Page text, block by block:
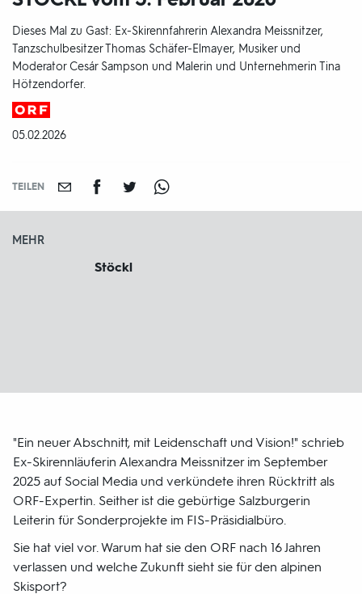
Dieses Mal zu Gast: Ex-Skirennfahrerin Alexandra Meissnitzer,
Tanzschulbesitzer Thomas Schäfer-Elmayer, Musiker und
Moderator Cesár Sampson und Malerin und Unternehmerin Tina
Hötzendorfer.
Produktionsland
und
DATUM:
05.02.2026
TEILEN
MEHR
Stöckl
"Ein neuer Abschnitt, mit Leidenschaft und Vision!" schrieb
Ex-Skirennläuferin Alexandra Meissnitzer im September
2025 auf Social Media und verkündete ihren Rücktritt als
ORF-Expertin. Seither ist die gebürtige Salzburgerin
Leiterin für Sonderprojekte im FIS-Präsidialbüro.
Sie hat viel vor. Warum hat sie den ORF nach 16 Jahren
verlassen und welche Zukunft sieht sie für den alpinen
Skisport?